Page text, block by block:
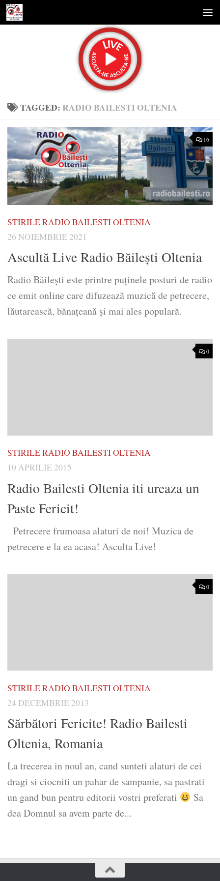
Skip to content
TAGGED: RADIO BAILESTI OLTENIA
16
STIRILE RADIO BAILESTI OLTENIA
26 NOIEMBRIE 2021
Ascultă Live Radio Băilești Oltenia
Radio Băilești este printre puținele posturi de radio
ce emit online care difuzează muzică de petrecere,
lăutarească, bănațeană și mai ales populară.
0
STIRILE RADIO BAILESTI OLTENIA
10 APRILIE 2015
Radio Bailesti Oltenia iti ureaza un
Paste Fericit!
Petrecere frumoasa alaturi de noi! Muzica de
petrecere e la ea acasa! Asculta Live!
0
STIRILE RADIO BAILESTI OLTENIA
24 DECEMBRIE 2013
Sărbători Fericite! Radio Bailesti
Oltenia, Romania
La trecerea in noul an, cand sunteti alaturi de cei
dragi si ciocniti un pahar de sampanie, sa pastrati
un gand bun pentru editorii vostri preferati
Sa
dea Domnul sa avem parte de...